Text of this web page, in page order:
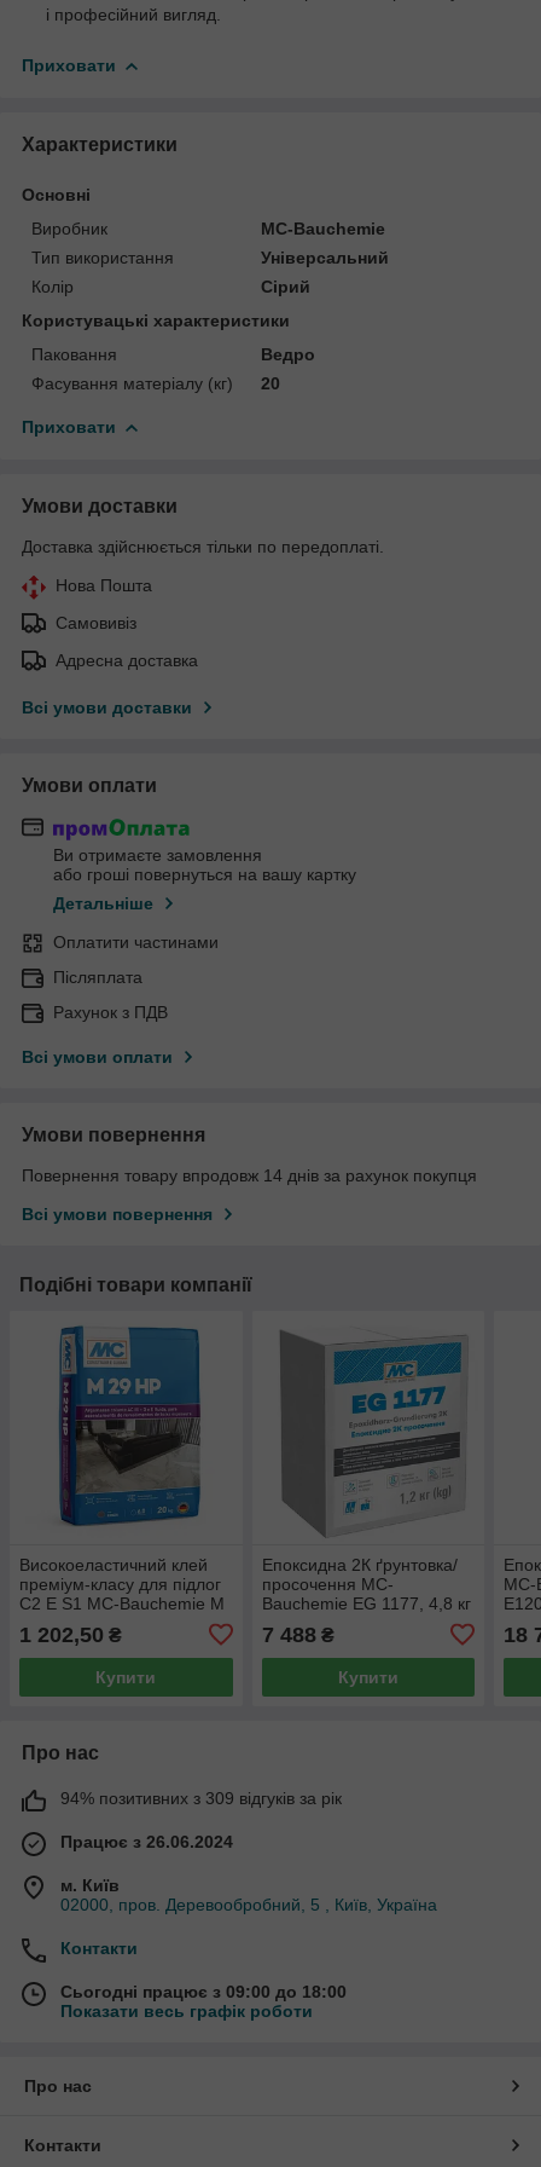
і професійний вигляд.
Приховати
Характеристики
Основні
Виробник
MC-Bauchemie
Тип використання
Універсальний
Колір
Сірий
Користувацькі характеристики
Паковання
Ведро
Фасування матеріалу (кг)
20
Приховати
Умови доставки
Доставка здійснюється тільки по передоплаті.
Нова Пошта
Самовивіз
Адресна доставка
Всі умови доставки
Умови оплати
Ви отримаєте замовлення
або гроші повернуться на вашу картку
Детальніше
Оплатити частинами
Післяплата
Рахунок з ПДВ
Всі умови оплати
Умови повернення
Повернення товару впродовж 14 днів за рахунок покупця
Всі умови повернення
Подібні товари компанії
Високоеластичний клей
преміум-класу для підлог
С2 E S1 MC-Bauchemie M
1 202,50 ₴
Купити
Епоксидна 2К ґрунтовка/
просочення MC-
Bauchemie EG 1177, 4,8 кг
7 488₴
Купити
MC-
18
Про нас
94% позитивних з 309 відгуків за рік
Працює з 26.06.2024
м. Київ
02000, пров. Деревообробний, 5 , Київ, Україна
Контакти
Сьогодні працює з 09:00 до 18:00
Показати весь графік роботи
Про нас
Контакти